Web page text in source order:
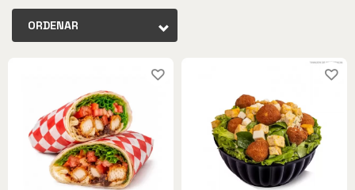
ORDENAR
vendidos
Ligeros
Jarris
Hamburguesas